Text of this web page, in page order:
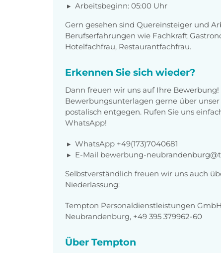
Arbeitsbeginn: 05:00 Uhr
Gern gesehen sind Quereinsteiger und
Berufserfahrungen wie Fachkraft
Hotelfachfrau, Restaurantfachfrau.
Erkennen Sie sich wieder?
Dann freuen wir uns auf Ihre
Bewerbungsunterlagen gerne über
postalisch entgegen. Rufen Sie uns
WhatsApp!
WhatsApp +49(173)7040681
E-Mail bewerbung-
Selbstverständlich freuen wir uns auch
Niederlassung:
Tempton Personaldienstleistungen
Neubrandenburg, +49 395 379962-60
Über Tempton